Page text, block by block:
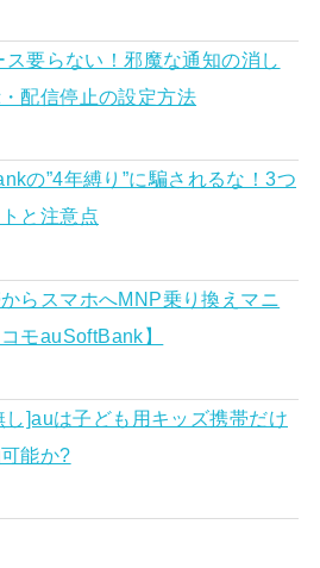
ス要らない！邪魔な通知の消し
配信停止の設定方法
の”4年縛り”に騙されるな！3つ
と注意点
らスマホへMNP乗り換えマニ
モauSoftBank】
し]auは子ども用キッズ携帯だけ
能か?